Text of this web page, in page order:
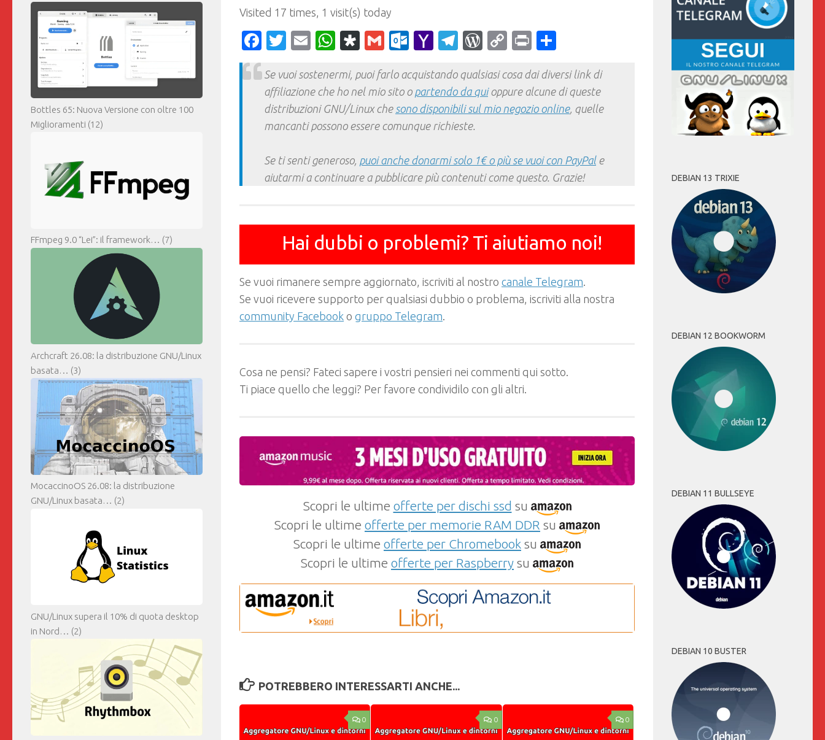
Visited 17 times, 1 visit(s) today
Facebook
Twitter
EmailWhatsApp
Diaspora
GmailOutlook.com
YahooTelegram
WordPress
CopyPrint
Se vuoi sostenermi, puoi farlo acquistando qualsiasi cosa dai diversi link di
affiliazione che ho nel mio sito o partendo da quioppure alcune di queste
distribuzioni GNU/Linux che sono disponibili sul mio negozio online, quelle
mancanti possono essere comunque richieste.
Se ti senti generoso, puoi anche donarmi solo 1€ o più se vuoi con PayPale
aiutarmi a continuare a pubblicare più contenuti come questo. Grazie!
Hai dubbi o problemi? Ti aiutiamo noi!
Se vuoi rimanere sempre aggiornato, iscriviti al nostro canale Telegram.
Se vuoi ricevere supporto per qualsiasi dubbio o problema, iscriviti alla nostra
community Facebook o gruppo Telegram.
Cosa ne pensi? Fateci sapere i vostri pensieri nei commenti qui sotto.
Ti piace quello che leggi? Per favore condividilo con gli altri.
Scopri le ultime offerte per dischi ssd su
Scopri le ultime offerte per memorie RAM DDR su
Scopri le ultime offerte per Chromebook su
Scopri le ultime offerte per Raspberry su
POTREBBERO INTERESSARTI ANCHE...
0 0 0
Bottles 65: Nuova Versione con oltre 100
Miglioramenti (12)
FFmpeg 9.0 “Lei”: il framework… (7)
Archcraft 26.08: la distribuzione GNU/Linux
basata… (3)
MocaccinoOS 26.08: la distribuzione
GNU/Linux basata… (2)
GNU/Linux supera il 10% di quota desktop
in Nord… (2)
DEBIAN 13 TRIXIE
DEBIAN 12 BOOKWORM
DEBIAN 11 BULLSEYE
DEBIAN 10 BUSTER